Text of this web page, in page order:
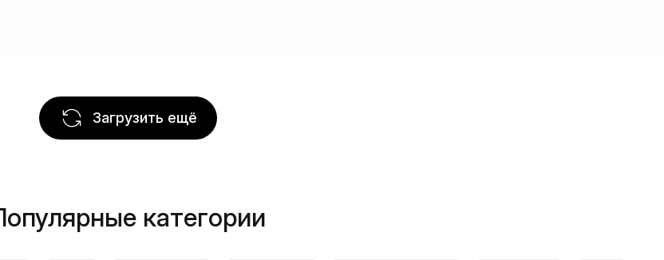
Загрузить ещё
категории